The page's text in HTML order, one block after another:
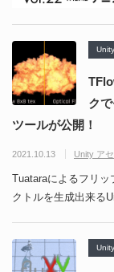
ク
ツールが公開！
2021.10.13 Unity ア
Tuataraによるフリ
クトルを生成出来る